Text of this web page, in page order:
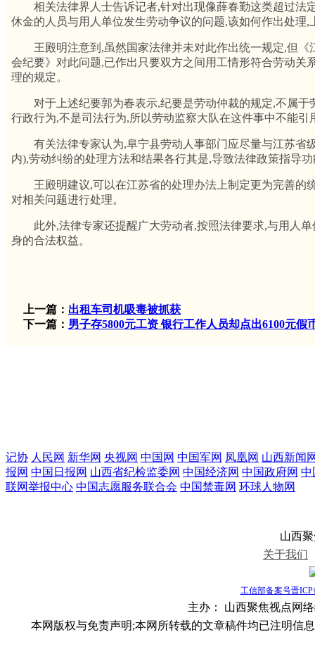
相关法律界人士告诉记者,针对出现像薛春勤这类超过法
休金的人员与用人单位发生劳动争议的问题,该如何作出处理
王殿明注意到,虽然国家法律并未对此作出统一规定,但《
会纪要》对此问题,已作出只要双方之间用工情形符合劳动关
理的规定。
对于上述纪要郭为春表示,纪要是劳动仲裁的规定,不属于
行政行为,不是司法行为,所以劳动监察大队在这件事中不能引
有关法律专家认为,阜宁县劳动人事部门应尽量与江苏省
内),劳动纠纷的处理方法和结果各行其是,导致法律政策指导
王殿明建议,可以在江苏省的处理办法上制定更为完善的
对相关问题进行处理。
此外,法律专家还提醒广大劳动者,按照法律要求,与用人单
身的合法权益。
上一篇： 出租车司机吸毒被抓获
下一篇： 男子存5800元工资 银行工作人员却点出6100元假
记协 人民网 新华网 央视网 中国网 中国军网 凤凰网 山西新闻
报网 中国日报网 山西省纪检监委网 中国经济网 中国政府网 中
联网举报中心 中国志愿服务联合会 中国禁毒网 环球人物网
山西聚
关于我们
工信部备案号晋ICP
主办：
山西聚焦视点网
本网版权与免责声明;本网所转载的文章稿件均已注明信